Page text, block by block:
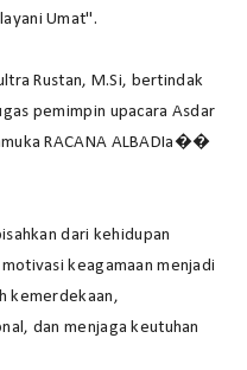
Umat".
Rustan, M.Si, bertindak
pemimpin upacara Asdar
RACANA ALBADIa��
dari kehidupan
keagamaan menjadi
kemerdekaan,
dan menjaga keutuhan